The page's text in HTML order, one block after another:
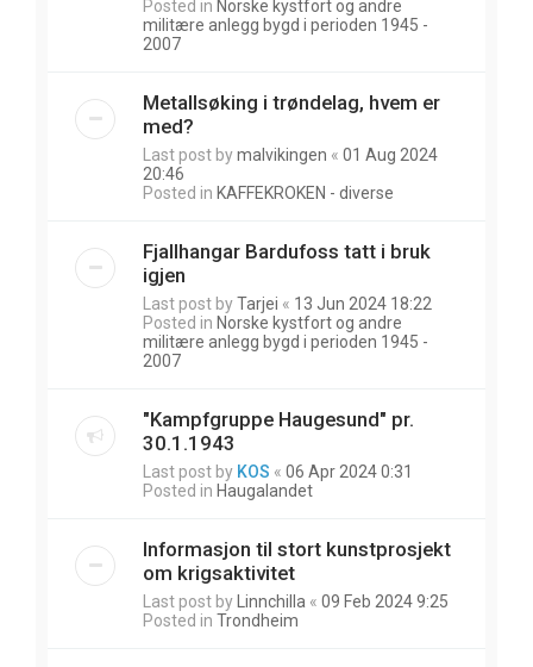
Posted in Norske kystfort og andre
militære anlegg bygd i perioden 1945 -
2007
Metallsøking i trøndelag, hvem er
med?
Last post bymalvikingen « 01 Aug 2024
20:46
Posted in KAFFEKROKEN - diverse
Fjallhangar Bardufoss tatt i bruk
igjen
Last post byTarjei « 13 Jun 2024 18:22
Posted in Norske kystfort og andre
militære anlegg bygd i perioden 1945 -
2007
"Kampfgruppe Haugesund" pr.
30.1.1943
Last post by KOS « 06 Apr 2024 0:31
Posted in Haugalandet
Informasjon til stort kunstprosjekt
om krigsaktivitet
Last post by Linnchilla « 09 Feb 2024 9:25
Posted in Trondheim